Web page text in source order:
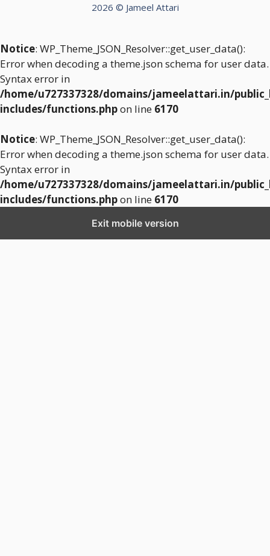
2026 © Jameel Attari
Notice: WP_Theme_JSON_Resolver::get_user_data():
Error when decoding a theme.json schema for user data.
Syntax error in
/home/u727337328/domains/jameelattari.in/
includes/functions.phpon line 6170
Notice: WP_Theme_JSON_Resolver::get_user_data():
Error when decoding a theme.json schema for user data.
Syntax error in
/home/u727337328/domains/jameelattari.in/
includes/functions.phpon line 6170
Exit mobile version